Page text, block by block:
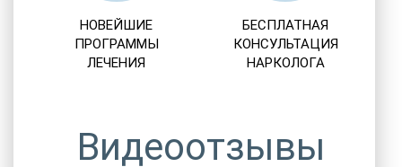
НОВЕЙШИЕ
ПРОГРАММЫ
ЛЕЧЕНИЯ
БЕСПЛАТНАЯ
КОНСУЛЬТАЦИЯ
НАРКОЛОГА
Видеоотзывы